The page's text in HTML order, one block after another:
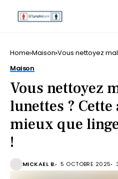
Home Maison Vous nettoyez
Maison
Vous nettoyez
lunettes ?
mieux que
!
MICKAEL B. 5 OCTOBRE 2025